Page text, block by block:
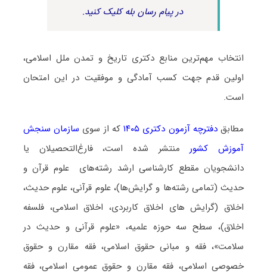
در پیام رسان بله کلیک کنید.
انتخاب مهم‌ترین منابع دکتری تاریخ و تمدن ملل اسلامی،
اولین قدم جهت کسب آمادگی و موفقیت در این امتحان
است.
مطابقدفترچه آزمون دکتری ۱۴۰۵ که از سوی سازمان سنجش
آموزش کشورمنتشر شده است، فارغ‌التحصیلان یا
دانشجویان مقطع کارشناسی ارشد رشته‌های علوم قرآن و
حدیث (تمامی رشته‌ها و گرایش‌ها)، علوم قرآنی، علوم حدیث،
اخلاق (گرایش های اخلاق کاربردی، اخلاق اسلامی، فلسفه
اخلاق)، سطح سه حوزه علمیه، «علوم قرآنی و حدیث در
سلامت»، فقه و مبانی حقوق اسلامی، فقه مقارن و حقوق
خصوصی اسلامی، فقه مقارن و حقوق عمومی اسلامی، فقه